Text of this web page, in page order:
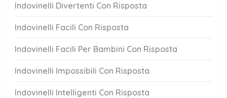
Indovinelli Divertenti Con Risposta
Indovinelli Facili Con Risposta
Indovinelli Facili Per Bambini Con Risposta
Indovinelli Impossibili Con Risposta
Indovinelli Intelligenti Con Risposta